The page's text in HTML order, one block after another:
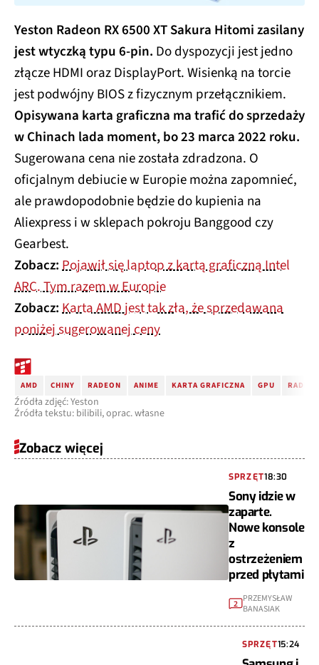
Yeston Radeon RX 6500 XT Sakura Hitomi zasilany
jest wtyczką typu 6-pin. Do dyspozycji jest jedno
złącze HDMI oraz DisplayPort. Wisienką na torcie
jest podwójny BIOS z fizycznym przełącznikiem.
Opisywana karta graficzna ma trafić do sprzedaży
w Chinach lada moment, bo 23 marca 2022 roku.
Sugerowana cena nie została zdradzona. O
oficjalnym debiucie w Europie można zapomnieć,
ale prawdopodobnie będzie do kupienia na
Aliexpress i w sklepach pokroju Banggood czy
Gearbest.
Zobacz: Pojawił się laptop z kartą graficzną Intel
ARC. Tym razem w Europie
Zobacz: Karta AMD jest tak zła, że sprzedawana
poniżej sugerowanej ceny
AMD CHINY RADEON ANIME KARTA GRAFICZNA GPU
Źródła zdjęć: Yeston
Źródła tekstu: bilibili, oprac. własne
Zobacz więcej
SPRZĘT18:30
Sony idzie w
zaparte.
Nowe konsole
z
ostrzeżeniem
przed płytami
2 PRZEMYSŁAW
BANASIAK
SPRZĘT15:24
Samsung i